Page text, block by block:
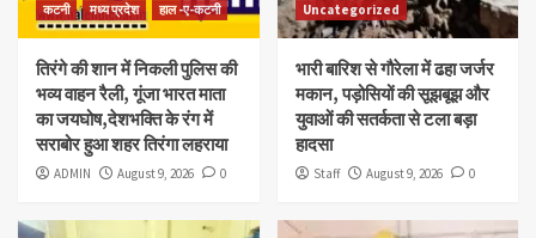
कटनी मध्य प्रदेश हाल -ए-कटनी
तिरंगे की शान में निकली पुलिस की
भव्य वाहन रैली, गूंजा भारत माता
का जयघोष,देशभक्ति के रंग में
सराबोर हुआ शहर तिरंगा लहराया
ADMIN August 9, 2026 0
Uncategorized
भारी बारिश से गौरेला में ढहा जर्जर
मकान, पड़ोसियों की सूझबूझ और
युवाओं की सतर्कता से टला बड़ा
हादसा
Staff August 9, 2026 0